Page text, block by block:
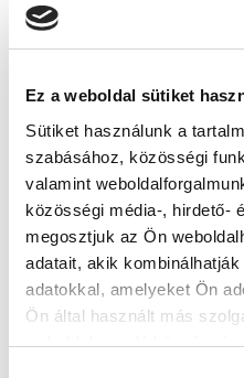
Ez a weboldal sütiket
Sütiket használunk a
szabásához, közösségi
valamint
közösségi média-, hirdető-
megosztjuk az Ön
adatait, akik
adatokkal, amelyeket Ön
Ön által használt más
weboldalon való